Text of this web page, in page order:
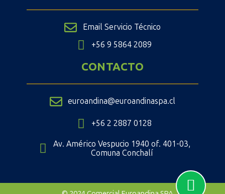
Email Servicio Técnico
+56 9 5864 2089
CONTACTO
euroandina@euroandinaspa.cl
+56 2 2887 0128
Av. Américo Vespucio 1940 of. 401-03,
Comuna Conchalí